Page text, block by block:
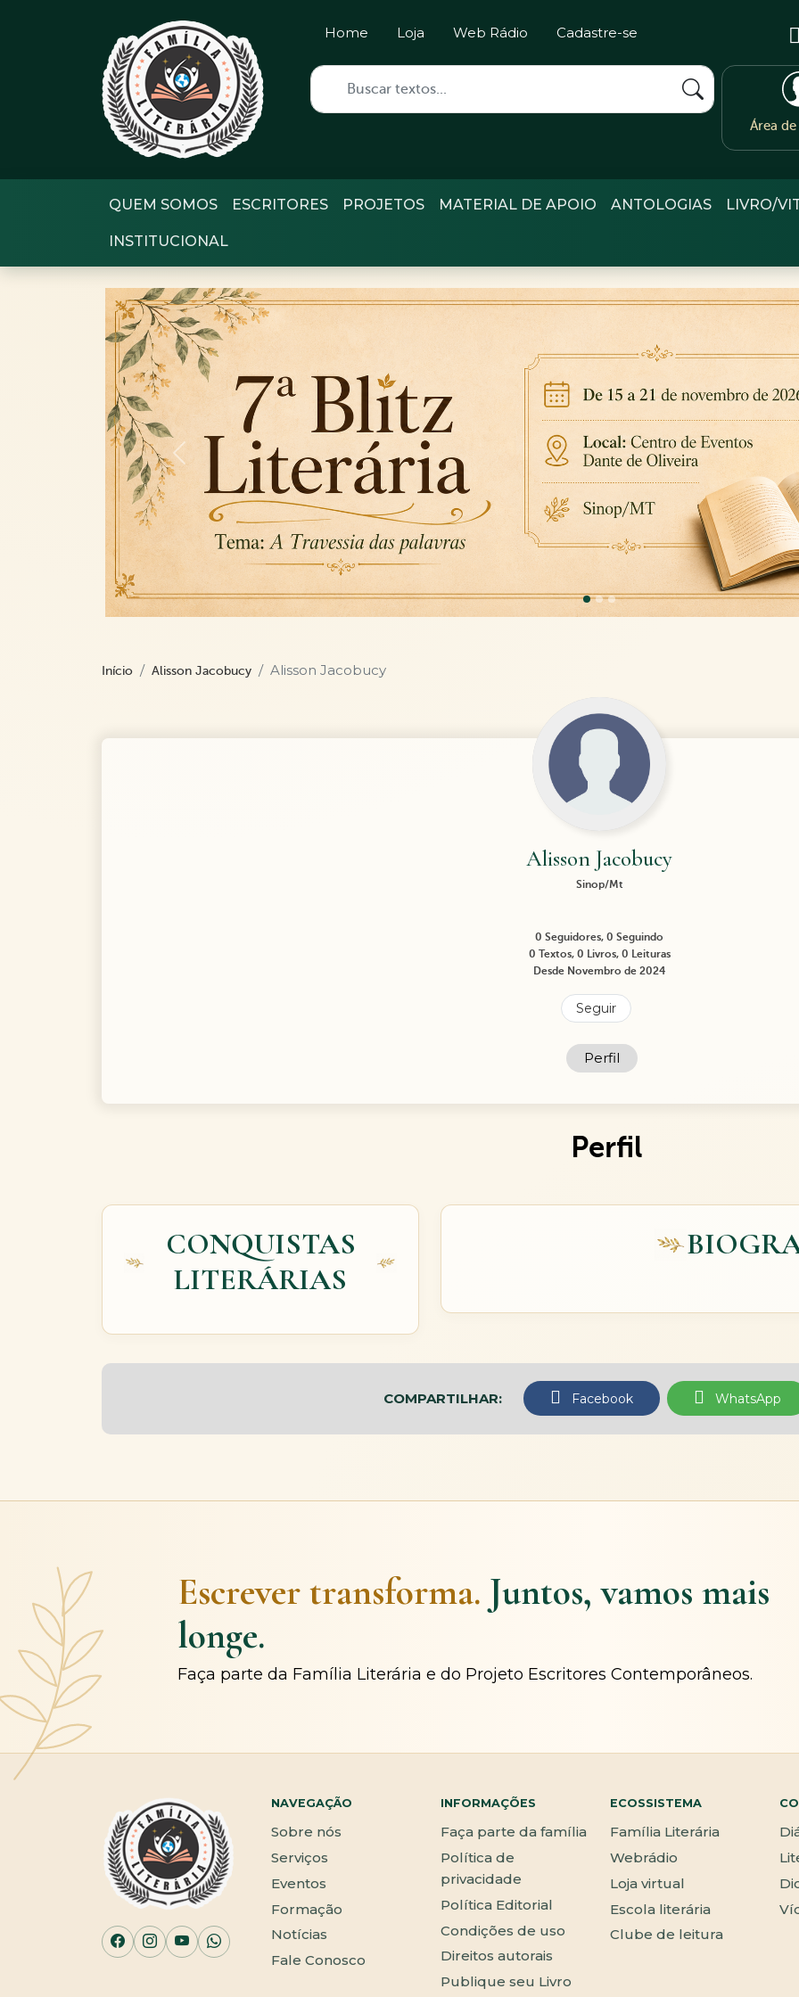
Home Loja Web Rádio Cadastre-se
Área
QUEM SOMOS ESCRITORES PROJETOS MATERIAL DE APOIO ANTOLOGIAS LIVRO/
INSTITUCIONAL
Previous
Início Alisson Jacobucy Alisson Jacobucy
Alisson Jacobucy
Sinop/Mt
0 Seguidores, 0 Seguindo
0 Textos, 0 Livros, 0 Leituras
Desde Novembro de 2024
Seguir
Perfil
Perfil
CONQUISTAS
LITERÁRIAS
COMPARTILHAR: Facebook WhatsApp
Escrever transforma. Juntos, vamos mais
longe.
Faça parte da Família Literária e do Projeto Escritores Contemporâneos.
NAVEGAÇÃO
Sobre nós
Serviços
Eventos
Formação
Notícias
Fale Conosco
INFORMAÇÕES
Faça parte da família
Política de
privacidade
Política Editorial
Condições de uso
Direitos autorais
Publique seu Livro
ECOSSISTEMA
Família Literária
Webrádio
Loja virtual
Escola literária
Clube de leitura